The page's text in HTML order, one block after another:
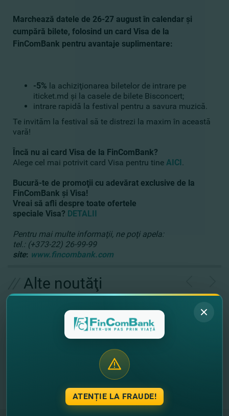
Marchează datele de 26-27 august în calendar şi
cumpără bilete, folosind un card Visa de la
FinComBank pentru avantaje suplimentare:
-5% la achiziţionarea biletelor de intrare pe
iticket.md şi la casele de bilete Bisconcert;
intrare rapidă la festival pentru a savura muzică.
Te invităm la festival să te distrezi la maxim în această
vară!
Încă nu ai card Visa de la FinComBank?
Alege cel mai potrivit card Visa pentru tine AICI.
Bucură-te de promoţii cu adevărat exclusive de la
FinComBank şi Visa!
Vreai să afli despre toate ofertele
speciale Visa? DETALII
Pentru mai multe informaţii, ne poţi apela:
tel.: (+373-22) 26-99-99
site: www.fincombank.com
Alte noutăţi
ATENȚIE LA FRAUDE!